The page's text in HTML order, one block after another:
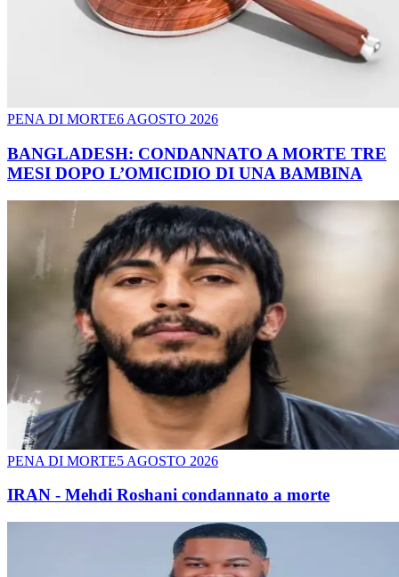
PENA DI MORTE6 AGOSTO 2026
BANGLADESH: CONDANNATO A MORTE TRE
MESI DOPO L’OMICIDIO DI UNA BAMBINA
PENA DI MORTE5 AGOSTO 2026
IRAN - Mehdi Roshani condannato a morte